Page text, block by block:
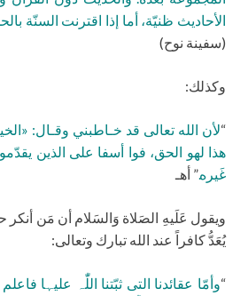
الأحاديث ظنيّة، أما إذا اقترنت السنّة
(سفينة نوح)
وكذلك:
“لأن الله تعالى قد خـاطبني وقـال:
هذا لهو الحق، فوا أسفا على الذين
غَيره.” أهـ
ويقول عَلَيهِ الصَلاة وَالسَلام أن مَن أنكر
يُعَدُّ كافراً عند الله تبارك وتعالى:
“وأمّا عقائدنا التی ثبّتنا اللّٰہ علیہا فاعلم